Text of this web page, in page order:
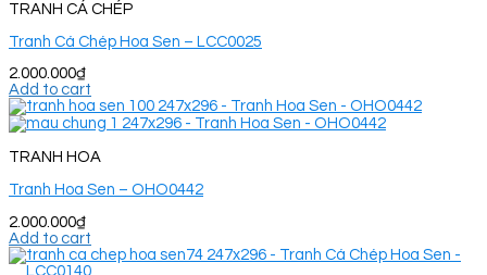
TRANH CÁ CHÉP
Tranh Cá Chép Hoa Sen – LCC0025
2.000.000₫
Add to cart
TRANH HOA
Tranh Hoa Sen – OHO0442
2.000.000₫
Add to cart